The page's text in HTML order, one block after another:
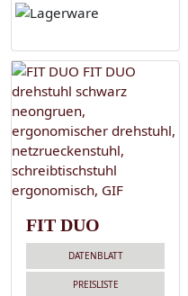
FIT DUO
DATENBLATT
PREISLISTE